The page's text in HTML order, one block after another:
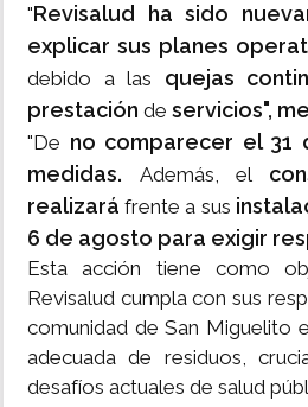
"Revisalud ha sido
explicar sus planes
debido a las quejas
prestación de servicios",
"De no comparecer el 31
medidas. Además, el
realizará frente a sus
6 de agosto para exigir
Esta acción tiene como
Revisalud cumpla con sus
comunidad de San Miguelito
adecuada de residuos,
desafíos actuales de salud